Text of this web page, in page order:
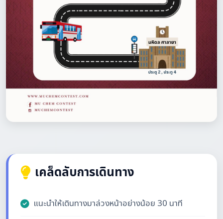
เคล็ดลับการเดินทาง
แนะนำให้เดินทางมาล่วงหน้าอย่างน้อย 30 นาที